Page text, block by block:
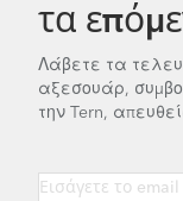
τα
Λάβετε τα
αξεσουάρ,
την Tern,